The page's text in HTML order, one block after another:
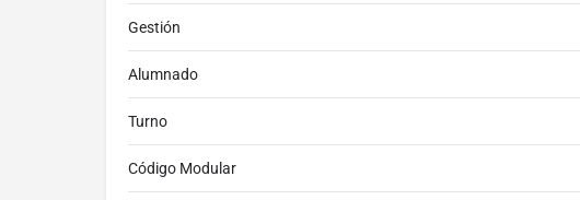
Gestión
Alumnado
Turno
Código Modular